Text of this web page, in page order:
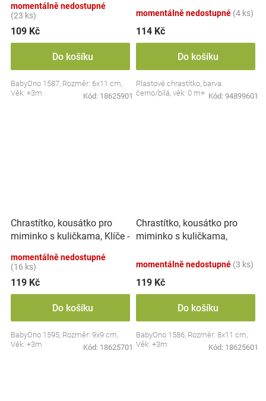
momentálně nedostupné
(23 ks)
109 Kč
Do košíku
BabyOno 1587, Rozměr: 6x11 cm,
Věk: +3m
Kód: 18625901
momentálně nedostupné (4 ks)
114 Kč
Do košíku
Plastové chrastítko, barva:
černo/bílá, věk: 0 m+ Kód: 94899601
Chrastítko, kousátko pro
miminko s kuličkama, Klíče -
momentálně nedostupné
(16 ks)
119 Kč
Do košíku
BabyOno 1595, Rozměr: 9x9 cm,
Věk: +3m
Kód: 18625701
Chrastítko, kousátko pro
miminko s kuličkama,
momentálně nedostupné (3 ks)
119 Kč
Do košíku
BabyOno 1586, Rozměr: 8x11 cm,
Věk: +3m
Kód: 18625601